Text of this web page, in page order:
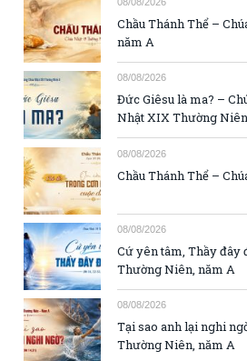
Chầu Thánh Thể –
năm A
08/08/2026
Đức Giêsu là ma? –
Nhật XIX Thường
08/08/2026
Chầu Thánh Thể –
08/08/2026
Cứ yên tâm, Thầy đây
Thường Niên, năm A
08/08/2026
Tại sao anh lại nghi
Thường Niên, năm A